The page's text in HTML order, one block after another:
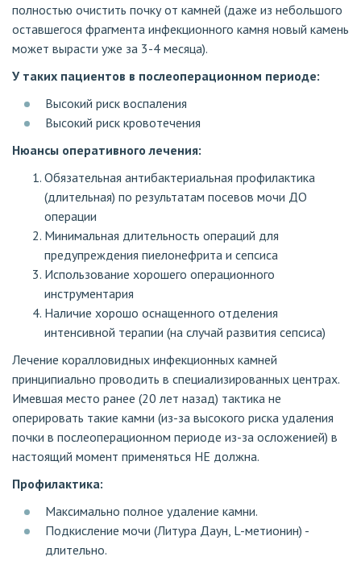
полностью очистить почку от камней (даже из небольшого
оставшегося фрагмента инфекционного камня новый камень
может вырасти уже за 3-4 месяца).
У таких пациентов в послеоперационном периоде:
Высокий риск воспаления
Высокий риск кровотечения
Нюансы оперативного лечения:
Обязательная антибактериальная профилактика
(длительная) по результатам посевов мочи ДО
операции
Минимальная длительность операций для
предупреждения пиелонефрита и сепсиса
Использование хорошего операционного
инструментария
Наличие хорошо оснащенного отделения
интенсивной терапии (на случай развития сепсиса)
Лечение коралловидных инфекционных камней
принципиально проводить в специализированных центрах.
Имевшая место ранее (20 лет назад) тактика не
оперировать такие камни (из-за высокого риска удаления
почки в послеоперационном периоде из-за осложенией) в
настоящий момент применяться НЕ должна.
Профилактика:
Максимально полное удаление камни.
Подкисление мочи (Литура Даун, L-метионин) -
длительно.